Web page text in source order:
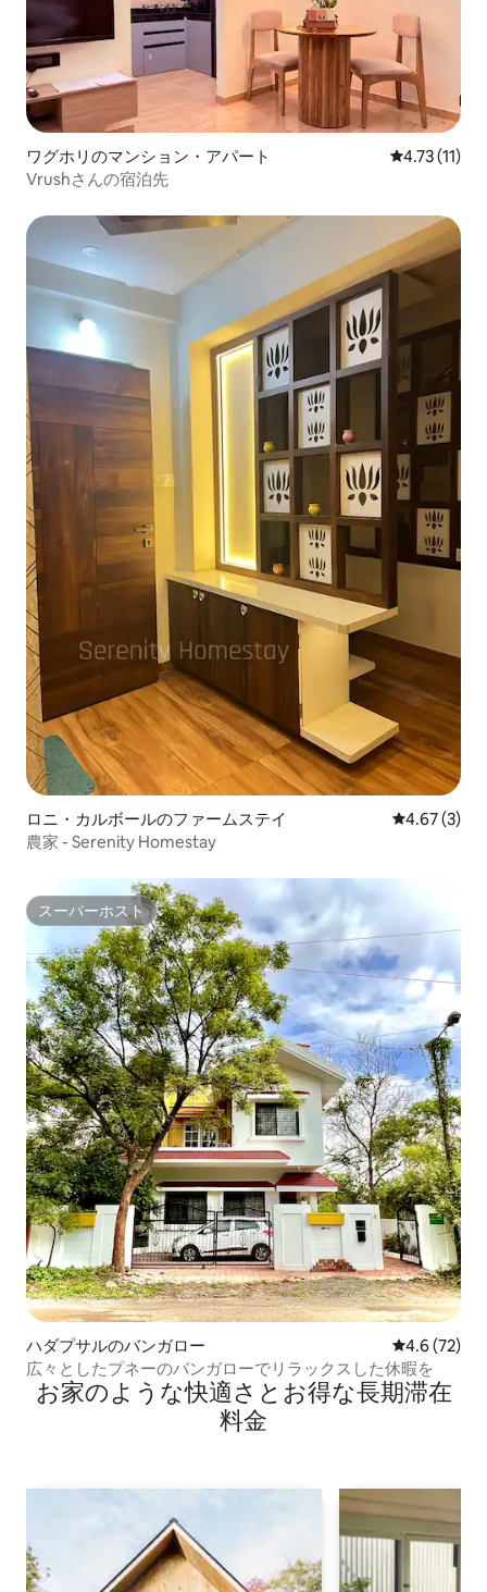
ワグホリのマンション・アパート レビュー11
4.73 (11)
Vrushさんの宿泊先
ロニ・カルボールのファームステイ レビュー3
4.67 (3)
農家 - Serenity Homestay
スーパーホスト
スーパーホスト
ハダプサルのバンガロー レビュー72
4.6 (72)
広々としたプネーのバンガローでリラックスした休暇を
お家のような快⁠適⁠さ⁠とお⁠得⁠な長⁠期⁠滞⁠在
料⁠金